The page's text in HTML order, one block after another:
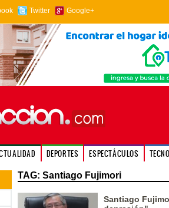
Twitter Google+
DEPORTES ESPECTÁCULOS
TAG: Santiago Fujimori
Santiago